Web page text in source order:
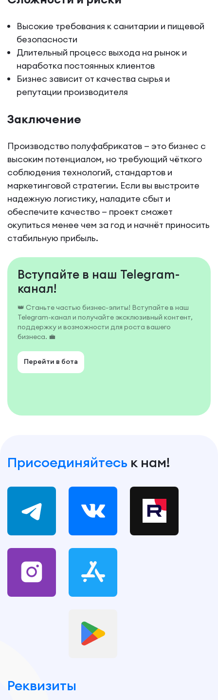
Высокие требования к санитарии и пищевой
безопасности
Длительный процесс выхода на рынок и
наработка постоянных клиентов
Бизнес зависит от качества сырья и
репутации производителя
Заключение
Производство полуфабрикатов — это бизнес с
высоким потенциалом, но требующий чёткого
соблюдения технологий, стандартов и
маркетинговой стратегии. Если вы выстроите
надежную логистику, наладите сбыт и
обеспечите качество — проект сможет
окупиться менее чем за год и начнёт приносить
стабильную прибыль.
Вступайте в наш Telegram-
канал!
👑 Станьте частью бизнес-элиты! Вступайте в наш
Telegram-канал и получайте эксклюзивный контент,
поддержку и возможности для роста вашего
бизнеса. 💼
Перейти в бота
Присоединяйтесь к нам!
Реквизиты